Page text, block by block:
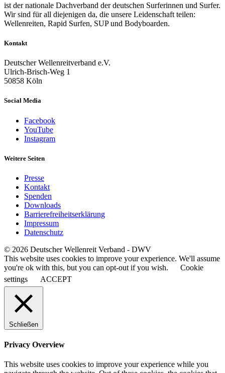
ist der nationale Dachverband der deutschen Surferinnen und Surfer.
Wir sind für all diejenigen da, die unsere Leidenschaft teilen:
Wellenreiten, Rapid Surfen, SUP und Bodyboarden.
Kontakt
Deutscher Wellenreitverband e.V.
Ulrich-Brisch-Weg 1
50858 Köln
Social Media
Facebook
YouTube
Instagram
Weitere Seiten
Presse
Kontakt
Spenden
Downloads
Barrierefreiheitserklärung
Impressum
Datenschutz
© 2026 Deutscher Wellenreit Verband - DWV
This website uses cookies to improve your experience. We'll assume
you're ok with this, but you can opt-out if you wish.
Cookie
settings
ACCEPT
Schließen
Privacy Overview
This website uses cookies to improve your experience while you